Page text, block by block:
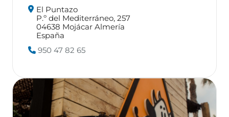
El Puntazo
P.º del Mediterráneo, 257
04638 Mojácar Almería
España
950 47 82 65